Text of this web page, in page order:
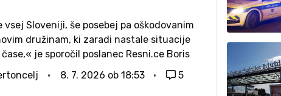
vsej Sloveniji, še posebej pa oškodovanim
družinam, ki zaradi nastale situacije
je sporočil poslanec Resni.ce Boris
pred novinarje in prebral svojo izjavo.
ne...
8. 7. 2026 ob 18:53 5